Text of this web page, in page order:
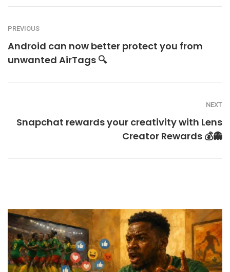
PREVIOUS
Android can now better protect you from
unwanted AirTags 🔍
NEXT
Snapchat rewards your creativity with Lens
Creator Rewards 💰👻